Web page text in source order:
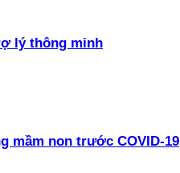
lý thông minh
mầm non trước COVID-19